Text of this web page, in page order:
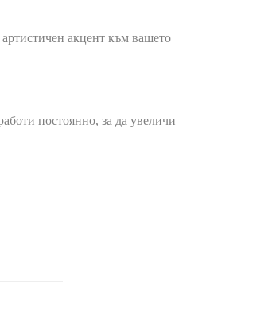
акцент към вашето
постоянно, за да увеличи